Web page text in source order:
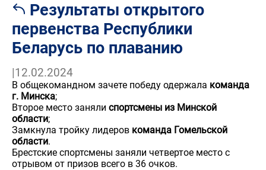
Результаты открытого
первенства Республики
Беларусь по плаванию
|12.02.2024
В общекомандном зачете победу одержала команда
г. Минска;
Второе место заняли спортсмены из Минской
области;
Замкнула тройку лидеров команда Гомельской
области.
Брестские спортсмены заняли четвертое место с
отрывом от призов всего в 36 очков.